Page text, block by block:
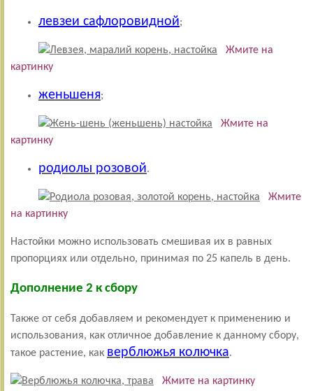
левзеи сафлоровидной;
Жмите на
картинку
женьшеня;
Жмите на
картинку
родиолы розовой.
Жмите
на картинку
Настойки можно использовать смешивая их в равных
пропорциях или отдельно, принимая по 25 капель в день.
Дополнение 2 к сбору
Также от себя добавляем и рекомендует к применению и
использования, как отличное добавление к данному сбору,
такое растение, как верблюжья колючка.
Жмите на картинку